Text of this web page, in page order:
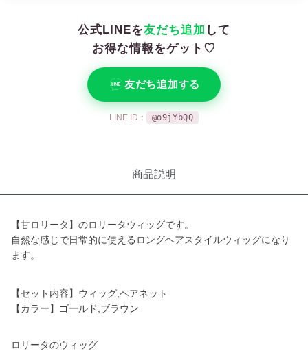
公式LINEを友だち追加 して
お得な情報をゲット♡
友だち追加する
LINE ID： @o9jYbQQ
商品説明
【甘ロリータ】のロリータウィッグです。
自然な感じで日常的に使えるロングヘアスタイルウィッグになり
ます。
【セット内容】ウィッグ,ヘアネット
【カラー】ゴールド,ブラウン
ロリータのウィッグ